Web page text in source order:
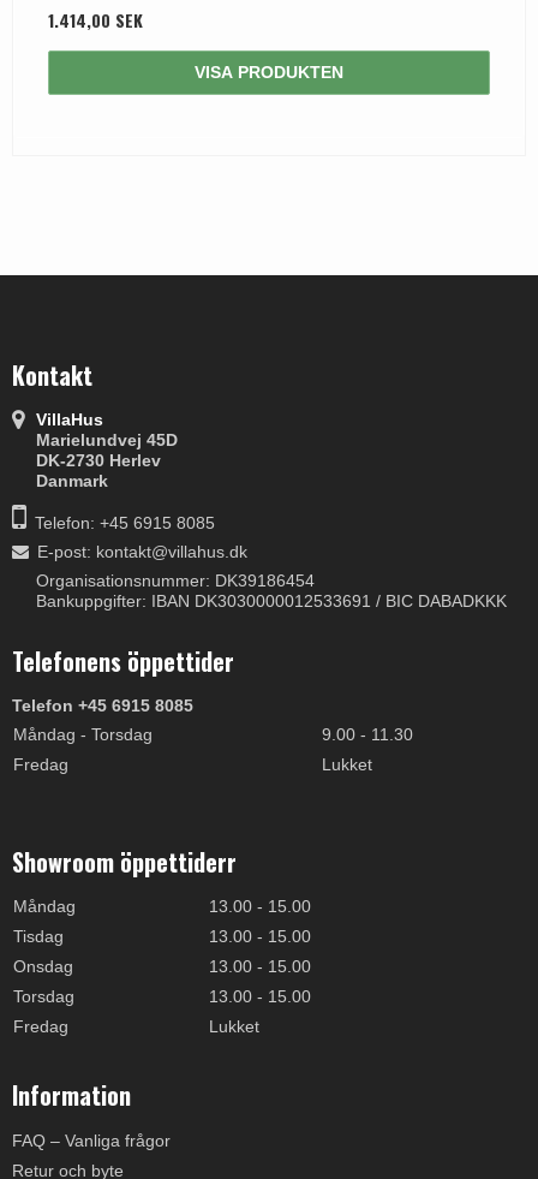
1.414,00 SEK
VISA PRODUKTEN
Kontakt
VillaHus
Marielundvej 45D
DK-2730 Herlev
Danmark
Telefon: +45 6915 8085
E-post: kontakt@villahus.dk
Organisationsnummer: DK39186454
Bankuppgifter: IBAN DK3030000012533691 / BIC DABADKKK
Telefonens öppettider
Telefon +45 6915 8085
Måndag - Torsdag
9.00 - 11.30
Fredag
Lukket
Showroom öppettiderr
Måndag
13.00 - 15.00
Tisdag
13.00 - 15.00
Onsdag
13.00 - 15.00
Torsdag
13.00 - 15.00
Fredag
Lukket
Information
FAQ – Vanliga frågor
Retur och byte